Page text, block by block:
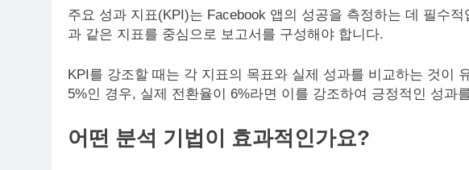
주요 성과 지표(KPI)는 Facebook 앱의 성공을 측정하는 데 필수
과 같은 지표를 중심으로 보고서를 구성해야 합니다.
KPI를 강조할 때는 각 지표의 목표와 실제 성과를 비교하는 것이
5%인 경우, 실제 전환율이 6%라면 이를 강조하여 긍정적인 성과
어떤 분석 기법이 효과적인가요?